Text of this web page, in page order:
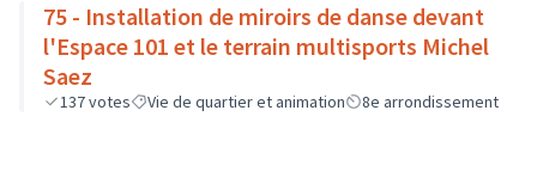
75 - Installation de miroirs de danse devant
l'Espace 101 et le terrain multisports Michel
Saez
137votes Vie de quartier et animation 8e arrondissement